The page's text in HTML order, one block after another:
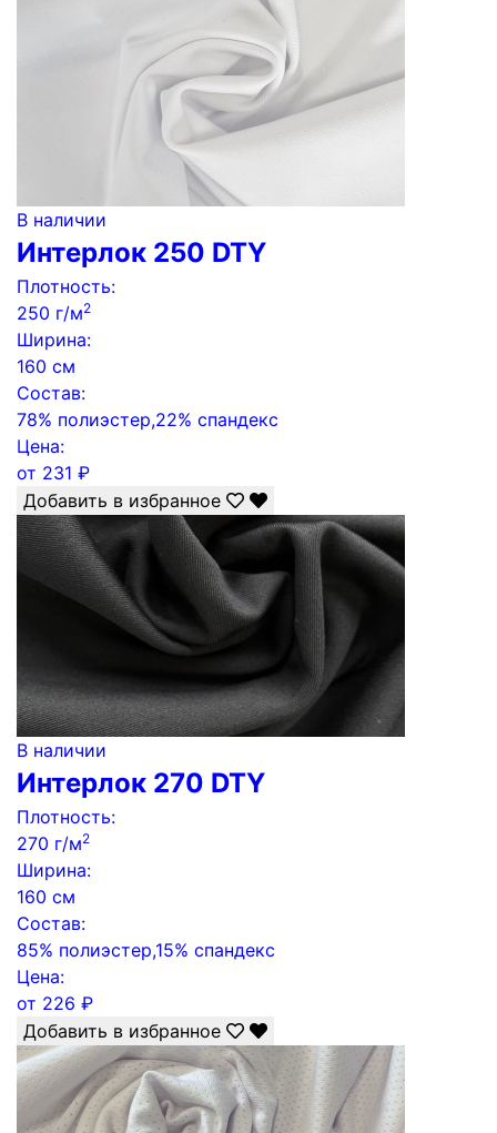
В наличии
Интерлок 250 DTY
Плотность:
250 г/м2
Ширина:
160 см
Состав:
78% полиэстер,22% спандекс
Цена:
от 231 ₽
Добавить в избранное
В наличии
Интерлок 270 DTY
Плотность:
270 г/м2
Ширина:
160 см
Состав:
85% полиэстер,15% спандекс
Цена:
от 226 ₽
Добавить в избранное